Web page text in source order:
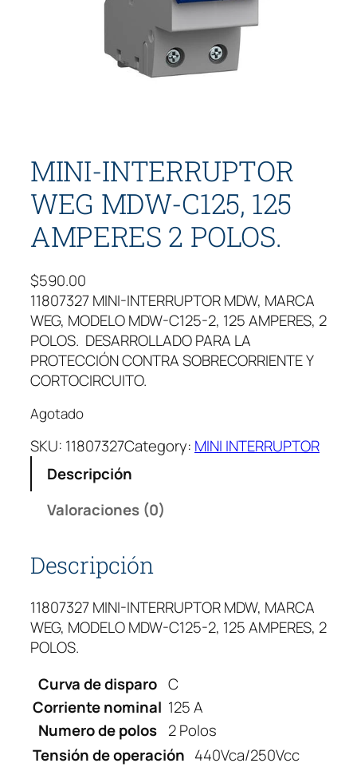
MINI-INTERRUPTOR
WEG MDW-C125, 125
AMPERES 2 POLOS.
$590.00
11807327 MINI-INTERRUPTOR MDW, MARCA
WEG, MODELO MDW-C125-2, 125 AMPERES, 2
POLOS. DESARROLLADO PARA LA
PROTECCIÓN CONTRA SOBRECORRIENTE Y
CORTOCIRCUITO.
Agotado
SKU: 11807327Category: MINI INTERRUPTOR
Descripción
Valoraciones (0)
Descripción
11807327 MINI-INTERRUPTOR MDW, MARCA
WEG, MODELO MDW-C125-2, 125 AMPERES, 2
POLOS.
Curva de disparo C
Corriente nominal 125 A
Numero de polos 2 Polos
Tensión de operación 440Vca/250Vcc